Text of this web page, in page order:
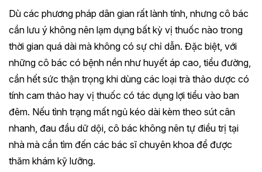
Dù các phương pháp dân gian rất lành tính, nhưng cô bác
cần lưu ý không nên lạm dụng bất kỳ vị thuốc nào trong
thời gian quá dài mà không có sự chỉ dẫn. Đặc biệt, với
những cô bác có bệnh nền như huyết áp cao, tiểu đường,
cần hết sức thận trọng khi dùng các loại trà thảo dược có
tính cam thảo hay vị thuốc có tác dụng lợi tiểu vào ban
đêm. Nếu tình trạng mất ngủ kéo dài kèm theo sút cân
nhanh, đau đầu dữ dội, cô bác không nên tự điều trị tại
nhà mà cần tìm đến các bác sĩ chuyên khoa để được
thăm khám kỹ lưỡng.